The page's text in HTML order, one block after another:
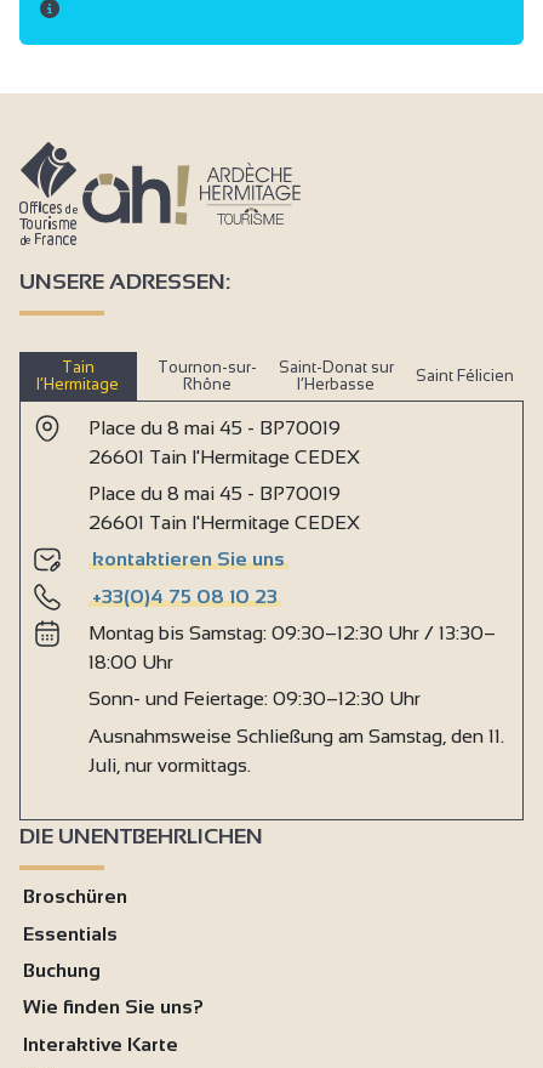
UNSERE ADRESSEN:
Tain
l’Hermitage
Tournon-sur-
Rhône
Saint-Donat sur
l’Herbasse
Saint Félicien
Place du 8 mai 45 - BP70019
26601 Tain l'Hermitage CEDEX
Place du 8 mai 45 - BP70019
26601 Tain l'Hermitage CEDEX
kontaktieren Sie uns
+33(0)4 75 08 10 23
Montag bis Samstag: 09:30–12:30 Uhr / 13:30–
18:00 Uhr
Sonn- und Feiertage: 09:30–12:30 Uhr
Ausnahmsweise Schließung am Samstag, den 11.
Juli, nur vormittags.
DIE UNENTBEHRLICHEN
Broschüren
Essentials
Buchung
Wie finden Sie uns?
Interaktive Karte